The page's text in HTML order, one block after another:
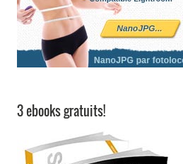
3 ebooks gratuits!